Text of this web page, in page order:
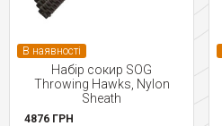
В наявності
Набір сокир SOG
Throwing Hawks, Nylon
Sheath
4876 ГРН